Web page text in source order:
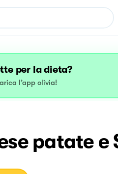
per la dieta?
l’app olivia!
patate e